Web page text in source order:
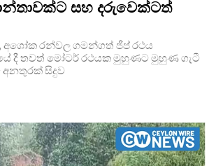
සහ දරුවෙක්ටත්
අශෝක රන්වල ගමන්ගත් ජීප් රථය
දී තවත් මෝටර් රථයක මුහුණට මුහුණ ගැටී
අනතුරක් සිදුව